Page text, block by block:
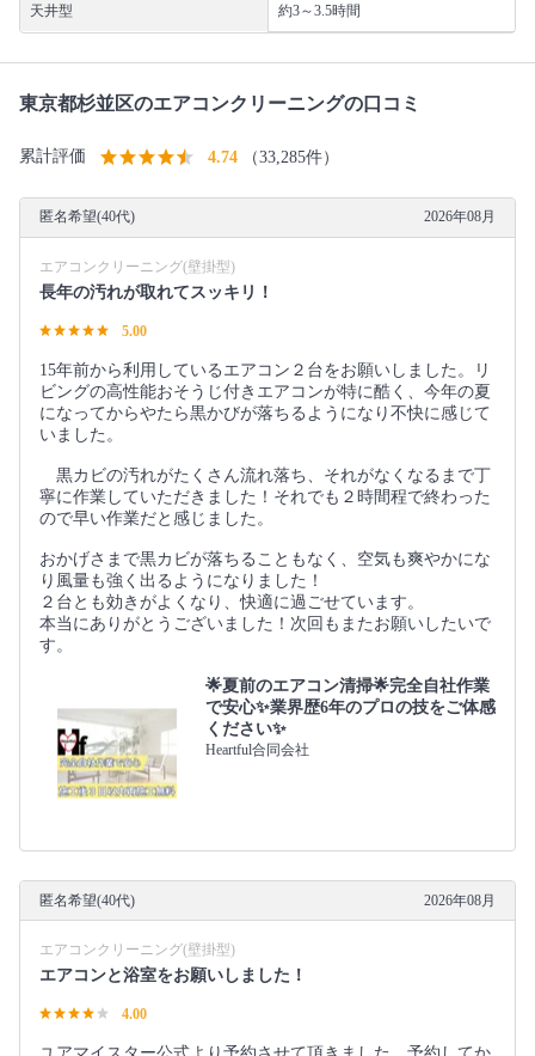
天井型 約3～3.5時間
東京都杉並区のエアコンクリーニングの口コミ
累計評価 4.74 （33,285件）
匿名希望(40代) 2026年08月
エアコンクリーニング(壁掛型)
長年の汚れが取れてスッキリ！
5.00
15年前から利用しているエアコン２台をお願いしました。リ
ビングの高性能おそうじ付きエアコンが特に酷く、今年の夏
になってからやたら黒かびが落ちるようになり不快に感じて
いました。
黒カビの汚れがたくさん流れ落ち、それがなくなるまで丁
寧に作業していただきました！それでも２時間程で終わった
ので早い作業だと感じました。
おかげさまで黒カビが落ちることもなく、空気も爽やかにな
り風量も強く出るようになりました！
２台とも効きがよくなり、快適に過ごせています。
本当にありがとうございました！次回もまたお願いしたいで
す。
🌟夏前のエアコン清掃🌟完全自社作業
で安心✨業界歴6年のプロの技をご体感
ください✨
Heartful合同会社
匿名希望(40代) 2026年08月
エアコンクリーニング(壁掛型)
エアコンと浴室をお願いしました！
4.00